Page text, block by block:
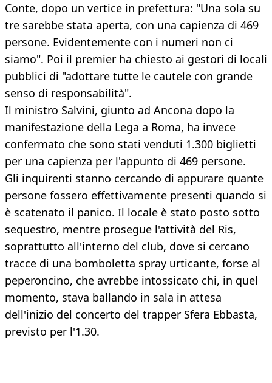
Conte, dopo un vertice in prefettura: "Una sola su
tre sarebbe stata aperta, con una capienza di 469
persone. Evidentemente con i numeri non ci
siamo". Poi il premier ha chiesto ai gestori di locali
pubblici di "adottare tutte le cautele con grande
senso di responsabilità".
Il ministro Salvini, giunto ad Ancona dopo la
manifestazione della Lega a Roma, ha invece
confermato che sono stati venduti 1.300 biglietti
per una capienza per l'appunto di 469 persone.
Gli inquirenti stanno cercando di appurare quante
persone fossero effettivamente presenti quando si
è scatenato il panico. Il locale è stato posto sotto
sequestro, mentre prosegue l'attività del Ris,
soprattutto all'interno del club, dove si cercano
tracce di una bomboletta spray urticante, forse al
peperoncino, che avrebbe intossicato chi, in quel
momento, stava ballando in sala in attesa
dell'inizio del concerto del trapper Sfera Ebbasta,
previsto per l'1.30.